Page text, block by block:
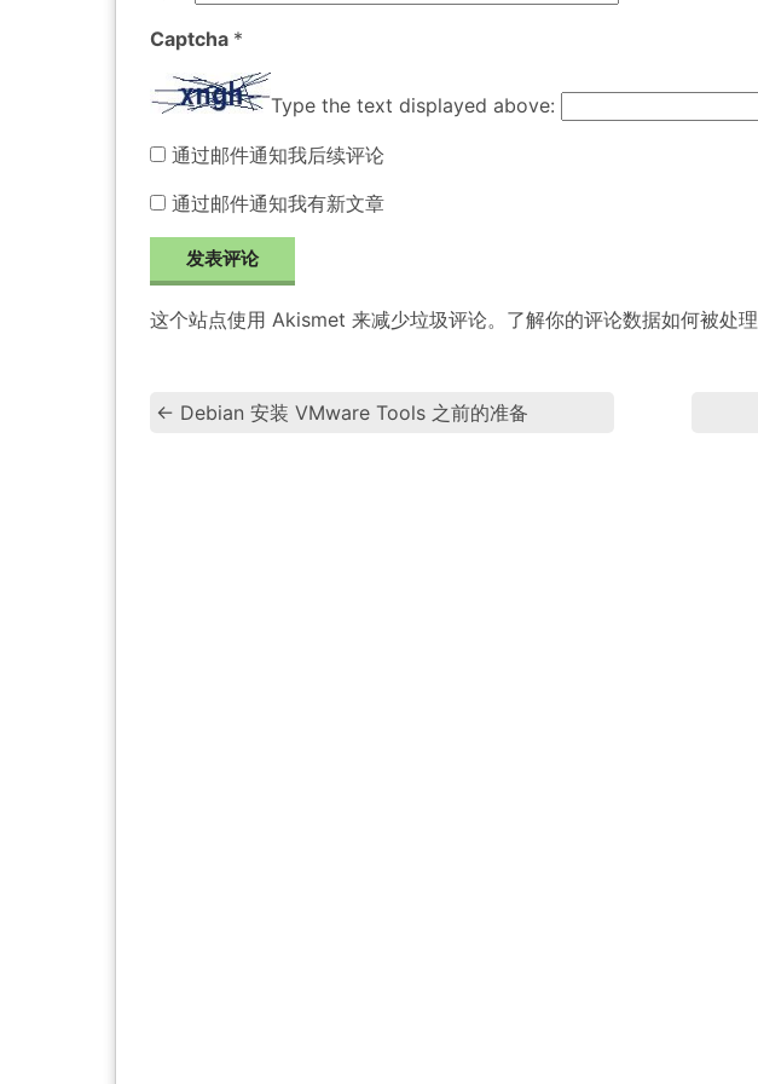
Captcha *
Type the text displayed above:
通过邮件通知我后续评论
通过邮件通知我有新文章
这个站点使用 Akismet 来减少垃圾评论。 了解你的评论数据如何被处理
← Debian 安装 VMware Tools 之前的准备